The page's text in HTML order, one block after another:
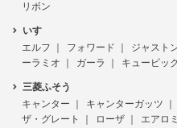
リボン
いすゞ
エルフ
フォワード ジャスト
ーラミオ
ガーラ キュービック
三菱ふそう
キャンター
キャンターガッツ
ザ・グレート
ローザ エアロ